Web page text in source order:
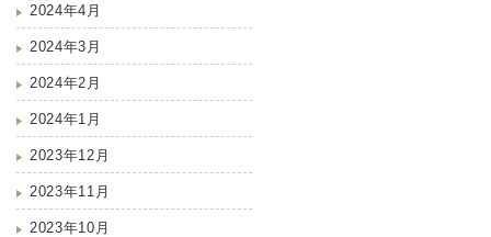
2024年4月
2024年3月
2024年2月
2024年1月
2023年12月
2023年11月
2023年10月